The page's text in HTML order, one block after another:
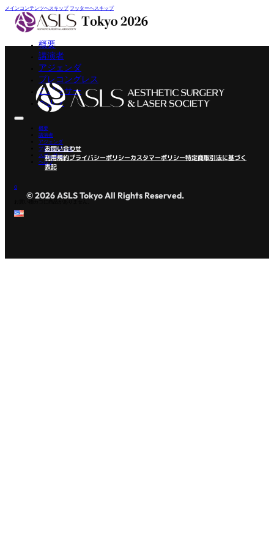
メインコンテンツへスキップ フッターへスキップ
概要
講演者
アジェンダ
プレコングレス
スポンサー
ヘルプ
概要
講演者
アジェンダ
プレコングレス
スポンサー
ヘルプ
0
お問い合わせ
利用規約プライバシーポリシーカスタマーポリシー特定商取引法に基づく
表記
© 2026 ASLS Tokyo All Rights Reserved.